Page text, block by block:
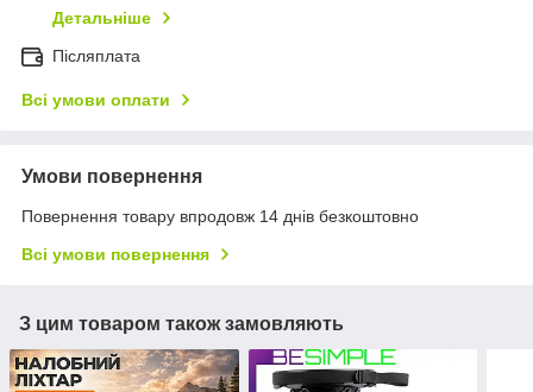
Детальніше
Післяплата
Всі умови оплати
Умови повернення
Повернення товару впродовж 14 днів безкоштовно
Всі умови повернення
З цим товаром також замовляють